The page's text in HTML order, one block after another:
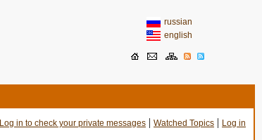
russian
english
Log in to check your private messages | Watched Topics | Log in